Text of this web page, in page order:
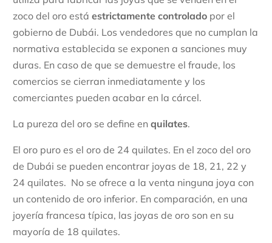
zoco del oro está estrictamente controlado por el
gobierno de Dubái. Los vendedores que no cumplan la
normativa establecida se exponen a sanciones muy
duras. En caso de que se demuestre el fraude, los
comercios se cierran inmediatamente y los
comerciantes pueden acabar en la cárcel.
La pureza del oro se define en quilates.
El oro puro es el oro de 24 quilates. En el zoco del oro
de Dubái se pueden encontrar joyas de 18, 21, 22 y
24 quilates. No se ofrece a la venta ninguna joya con
un contenido de oro inferior. En comparación, en una
joyería francesa típica, las joyas de oro son en su
mayoría de 18 quilates.